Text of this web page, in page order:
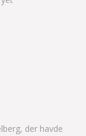
der havde